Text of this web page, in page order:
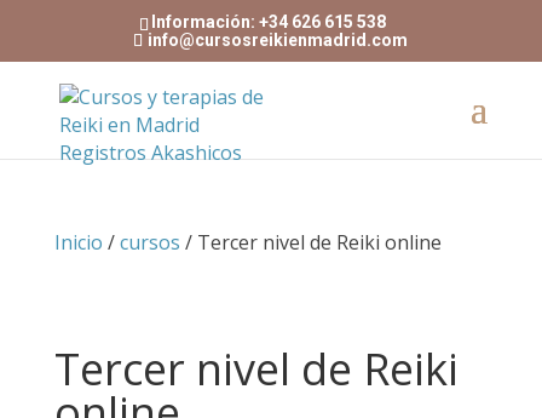
Información: +34 626 615 538
info@cursosreikienmadrid.com
Inicio /cursos / Tercer nivel de Reiki online
Tercer nivel de Reiki